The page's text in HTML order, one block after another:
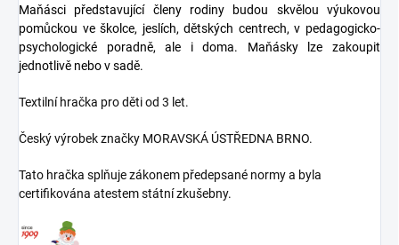
Maňásci představující členy rodiny
budou skvělou výukovou
pomůckou ve školce, jeslích, dětských centrech, v pedagogicko-
psychologické poradně, ale i doma. Maňásky lze zakoupit
jednotlivě nebo v sadě.
Textilní hračka pro děti od 3 let.
Český výrobek značky MORAVSKÁ ÚSTŘEDNA BRNO.
Tato hračka splňuje zákonem předepsané normy a byla
certifikována atestem státní zkušebny.